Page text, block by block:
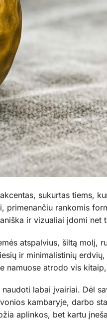
sukurtas tiems,
rankomis
ir vizualiai įdomi net
atspalvius, šiltą molį,
ir minimalistinių
namuose atrodo vis
labai įvairiai. Dėl
kambaryje, darbo
aplinkos, bet kartu